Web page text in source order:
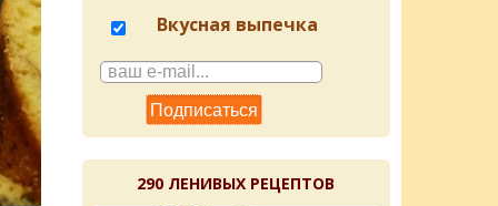
Вкусная выпечка
290 ЛЕНИВЫХ РЕЦЕПТОВ